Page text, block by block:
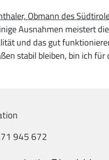
Obmann des
Ausnahmen meistert
und das gut
stabil bleiben, bin ich für
945 672